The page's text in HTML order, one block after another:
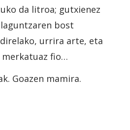
da litroa; gutxienez
bost
urrira arte, eta
merkatuaz fio…
Goazen mamira.